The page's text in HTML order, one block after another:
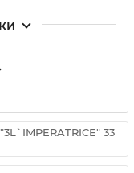
33